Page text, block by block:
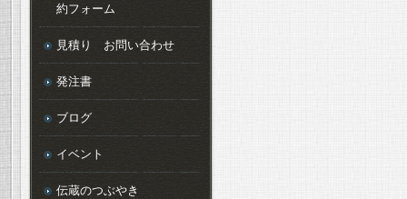
約フォーム
見積り お問い合わせ
発注書
ブログ
イベント
伝蔵のつぶやき